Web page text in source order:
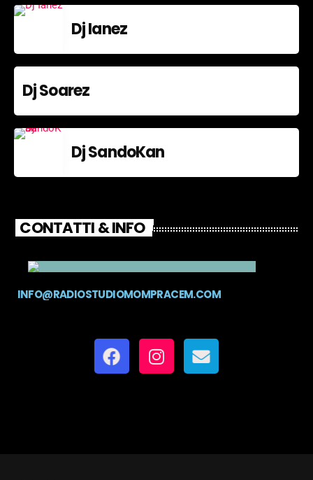
Dj Ianez
Dj Soarez
Dj SandoKan
CONTATTI & INFO
INFO@RADIOSTUDIOMOMPRACEM.COM